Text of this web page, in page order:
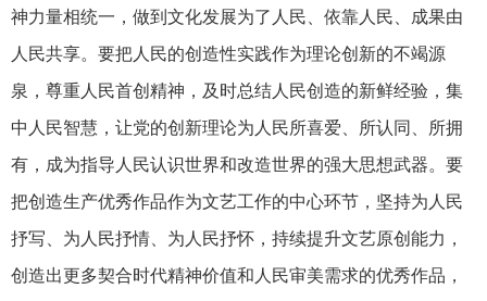
神力量相统一，做到文化发展为了人民、依靠人民、成果由
人民共享。要把人民的创造性实践作为理论创新的不竭源
泉，尊重人民首创精神，及时总结人民创造的新鲜经验，集
中人民智慧，让党的创新理论为人民所喜爱、所认同、所拥
有，成为指导人民认识世界和改造世界的强大思想武器。要
把创造生产优秀作品作为文艺工作的中心环节，坚持为人民
抒写、为人民抒情、为人民抒怀，持续提升文艺原创能力，
创造出更多契合时代精神价值和人民审美需求的优秀作品，